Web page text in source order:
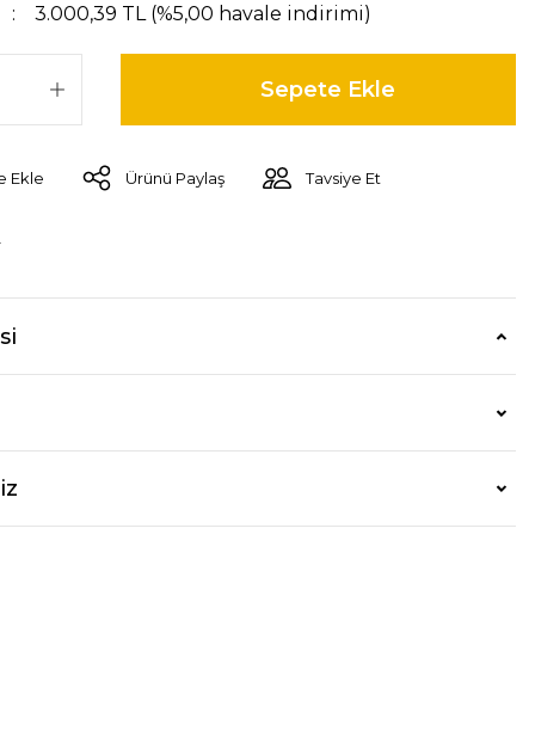
3.000,39 TL (%5,00 havale indirimi)
Sepete Ekle
Ürünü Paylaş Tavsiye Et